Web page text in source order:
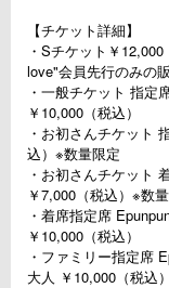
【チケット詳細】
・Sチケット￥
love"会員先行のみの
・一般チケット 指定
￥10,000（税込）
・お初さんチケット
込）※数量限定
・お初さんチケット
￥7,000（税込）※数
・着席指定席
￥10,000（税込）
・ファミリー指定席
大人 ￥10,000（税込